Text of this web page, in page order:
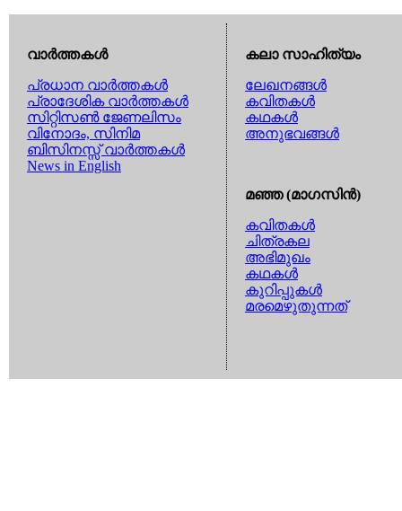
വാര്‍ത്തകള്‍
പ്രധാന വാര്‍ത്തകള്‍
പ്രാദേശിക വാര്‍ത്തകള്‍
സിറ്റിസണ്‍ ജേണലിസം
വിനോദം, സിനിമ
ബിസിനസ്സ് വാര്‍ത്തകള്‍
News in English
കലാ സാഹിത്യം
ലേഖനങ്ങള്‍
കവിതകള്‍
കഥകള്‍
അനുഭവങ്ങള്‍
മഞ്ഞ (മാഗസിന്‍)
കവിതകള്‍
ചിത്രകല
അഭിമുഖം
കഥകള്‍
കുറിപ്പുകള്‍
മരമെഴുതുന്നത്